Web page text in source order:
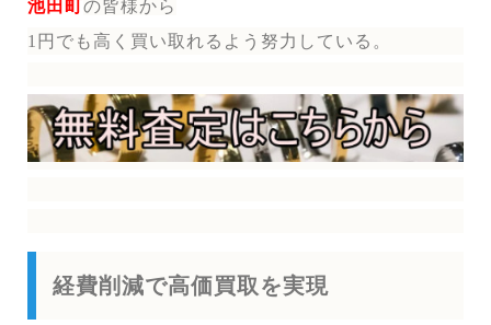
池田町の皆様から
1円でも高く買い取れるよう努力している。
経費削減で高価買取を実現